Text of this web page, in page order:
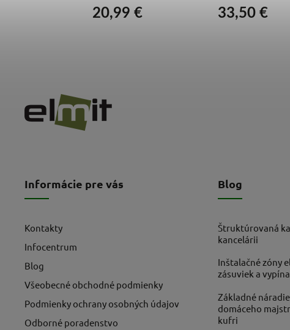
20,99 € 33,50 €
Informácie pre vás
Kontakty
Infocentrum
Blog
Všeobecné obchodné podmienky
Podmienky ochrany osobných údajov
Odborné poradenstvo
Blog
Štruktúrovaná
kancelárii
Inštalačné zóny
zásuviek a
Základné
domáceho
kufri